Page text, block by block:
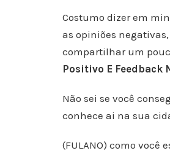
Costumo dizer em
as opiniões
compartilhar um
Positivo E Feedback
Não sei se você
conhece ai na sua
(FULANO) como você